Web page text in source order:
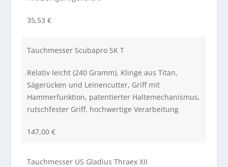
35,53 €
Tauchmesser Scubapro SK T
Relativ leicht (240 Gramm), Klinge aus Titan,
Sägerücken und Leinencutter, Griff mit
Hammerfunktion, patentierter Haltemechanismus,
rutschfester Griff, hochwertige Verarbeitung
147,00 €
Tauchmesser US Gladius Thraex XII